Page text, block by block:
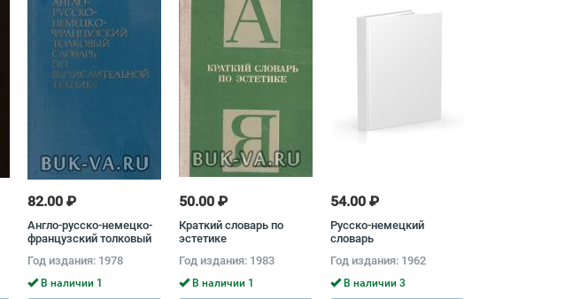
82.00 ₽
Англо-русско-немецко-
французский толковый
вычислительной технике
Александр Шишмарев,
Анатолий Заморин
Год издания: 1978
В наличии 1
50.00 ₽
Краткий словарь по
эстетике
Год издания: 1983
В наличии 1
54.00 ₽
Русско-немецкий
словарь
Год издания: 1962
В наличии 3